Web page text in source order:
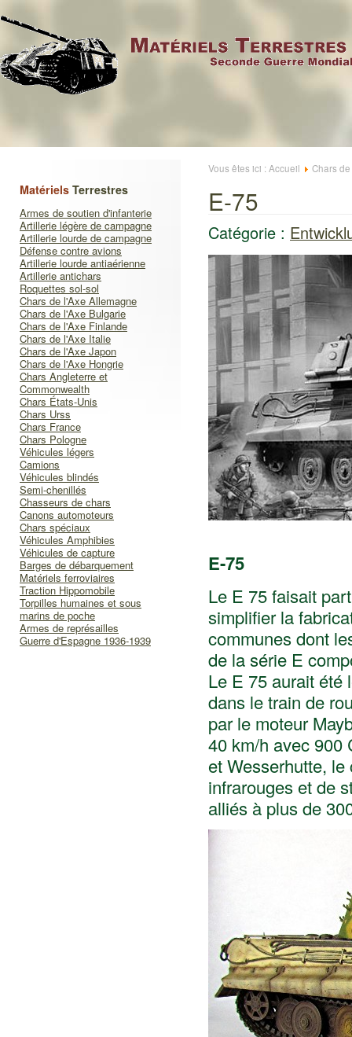
Matériels Terrestres
Armes de soutien d'infanterie
Artillerie légère de campagne
Artillerie lourde de campagne
Défense contre avions
Artillerie lourde antiaérienne
Artillerie antichars
Roquettes sol-sol
Chars de l'Axe Allemagne
Chars de l'Axe Bulgarie
Chars de l'Axe Finlande
Chars de l'Axe Italie
Chars de l'Axe Japon
Chars de l'Axe Hongrie
Chars Angleterre et
Commonwealth
Chars États-Unis
Chars Urss
Chars France
Chars Pologne
Véhicules légers
Camions
Véhicules blindés
Semi-chenillés
Chasseurs de chars
Canons automoteurs
Chars spéciaux
Véhicules Amphibies
Véhicules de capture
Barges de débarquement
Matériels ferroviaires
Traction Hippomobile
Torpilles humaines et sous
marins de poche
Armes de représailles
Guerre d'Espagne 1936-1939
Vous êtes ici : Accueil Chars
E-75
Catégorie :
E-75
Le E 75 faisait
simplifier la
communes dont
de la série E
Le E 75 aurait été
dans le train de
par le moteur
40 km/h avec 900
et Wesserhutte,
infrarouges et de
alliés à plus de